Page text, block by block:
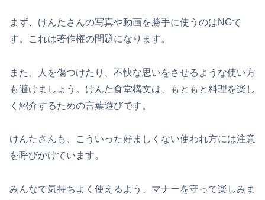
まず、けんたさんの写真や動画を勝手に使うのはNGで
す。これは著作権の問題になります。
また、人を傷つけたり、不快な思いをさせるような使い方
も避けましょう。けんた食堂構文は、もともと料理を楽し
く紹介するための言葉遊びです。
けんたさんも、こういった好ましくない使われ方には注意
を呼びかけています。
みんなで気持ちよく使えるよう、マナーを守って楽しみま